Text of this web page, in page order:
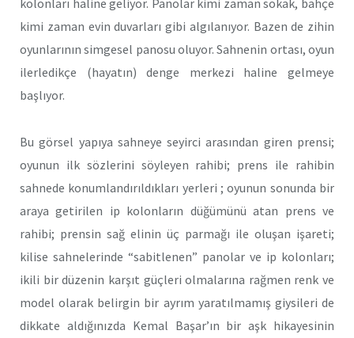
kolonları haline geliyor. Panolar kimi zaman sokak, bahçe
kimi zaman evin duvarları gibi algılanıyor. Bazen de zihin
oyunlarının simgesel panosu oluyor. Sahnenin ortası, oyun
ilerledikçe (hayatın) denge merkezi haline gelmeye
başlıyor.
Bu görsel yapıya sahneye seyirci arasından giren prensi;
oyunun ilk sözlerini söyleyen rahibi; prens ile rahibin
sahnede konumlandırıldıkları yerleri ; oyunun sonunda bir
araya getirilen ip kolonların düğümünü atan prens ve
rahibi; prensin sağ elinin üç parmağı ile oluşan işareti;
kilise sahnelerinde “sabitlenen” panolar ve ip kolonları;
ikili bir düzenin karşıt güçleri olmalarına rağmen renk ve
model olarak belirgin bir ayrım yaratılmamış giysileri de
dikkate aldığınızda Kemal Başar’ın bir aşk hikayesinin